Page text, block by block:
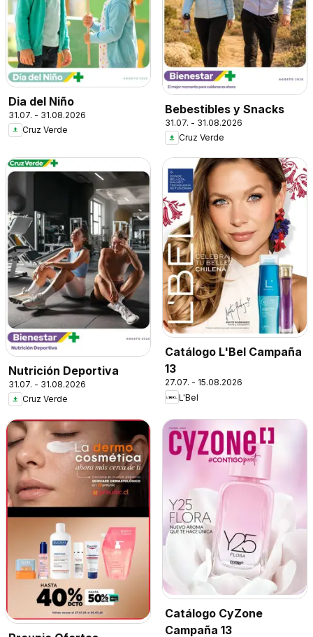
Dia del Niño
31.07. - 31.08.2026
Cruz Verde
Bebestibles y Snacks
31.07. - 31.08.2026
Cruz Verde
Nutrición Deportiva
31.07. - 31.08.2026
Cruz Verde
Catálogo L'Bel Campaña
13
27.07. - 15.08.2026
L'Bel
Catálogo CyZone
Campaña 13